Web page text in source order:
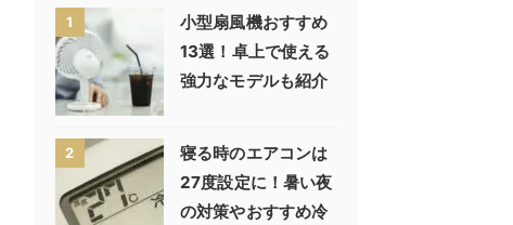
1
小型扇風機おすすめ
13選！卓上で使える
強力なモデルも紹介
2
寝る時のエアコンは
27度設定に！暑い夜
の対策やおすすめ冷